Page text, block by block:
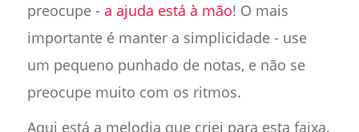
preocupe - a ajuda está à mão! O mais
importante é manter a simplicidade - use
um pequeno punhado de notas, e não se
preocupe muito com os ritmos.
Aqui está a melodia que criei para esta faixa.